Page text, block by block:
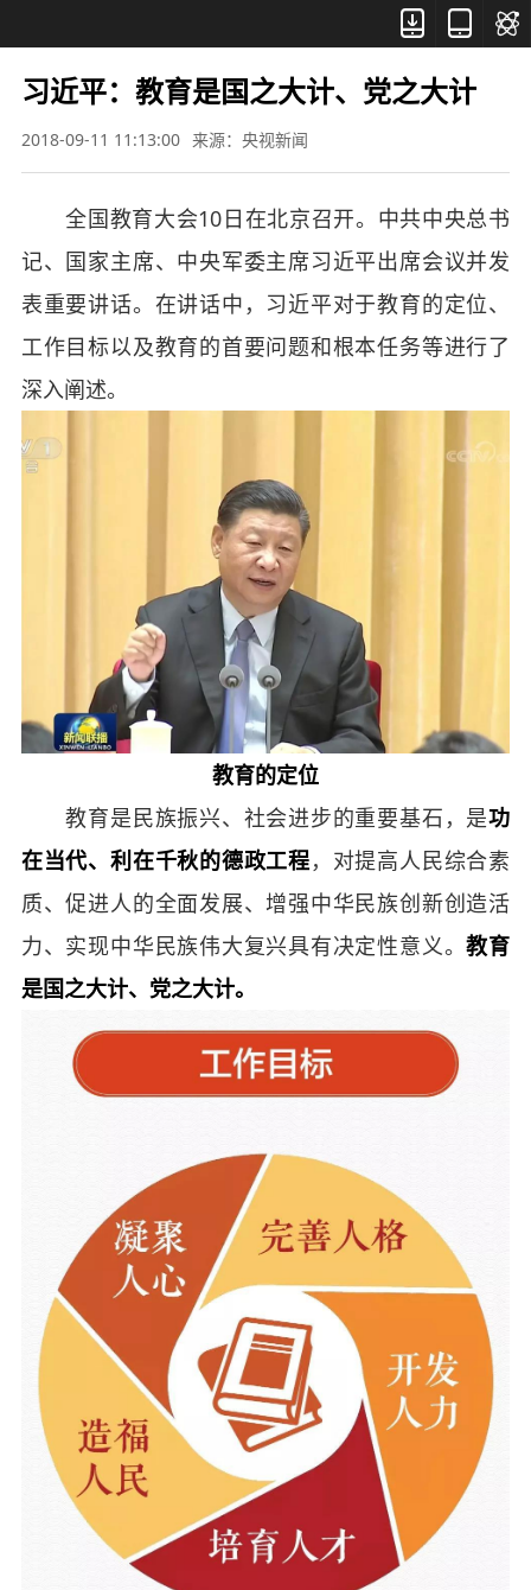



习近平：教育是国之大计、党之大计
2018-09-11 11:13:00 来源：央视新闻
全国教育大会10日在北京召开。中共中央总书
记、国家主席、中央军委主席习近平出席会议并发
表重要讲话。在讲话中，习近平对于教育的定位、
工作目标以及教育的首要问题和根本任务等进行了
深入阐述。
教育的定位
教育是民族振兴、社会进步的重要基石，是功
在当代、利在千秋的德政工程，对提高人民综合素
质、促进人的全面发展、增强中华民族创新创造活
力、实现中华民族伟大复兴具有决定性意义。教育
是国之大计、党之大计。